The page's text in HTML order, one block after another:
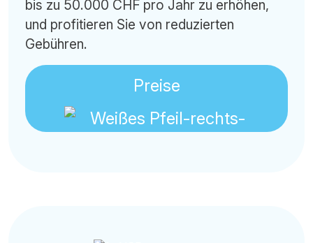
bis zu 50.000 CHF pro Jahr zu erhöhen,
und profitieren Sie von reduzierten
Gebühren.
Preise